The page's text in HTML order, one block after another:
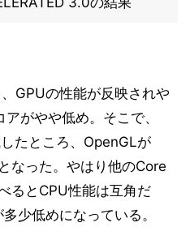
GPUの性能が反映されや
がやや低め。そこで、
したところ、OpenGLが
った。やはり他のCore
るとCPU性能は互角だ
少低めになっている。